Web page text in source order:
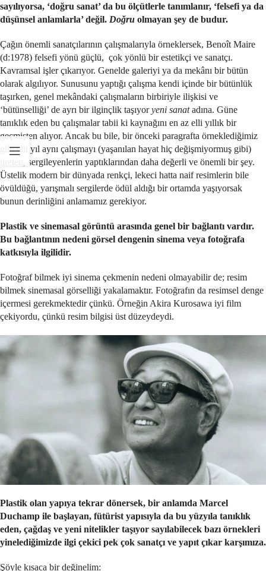
sayılıyorsa, ‘doğru sanat’ da bu ölçütlerle tanımlanır, ‘felsefi ya da
düşünsel anlamlarla’ değil. Doğru olmayan şey de budur.
Çağın önemli sanatçılarının çalışmalarıyla örneklersek, Benoît Maire
(d:1978) felsefi yönü güçlü, çok yönlü bir estetikçi ve sanatçı.
Kavramsal işler çıkarıyor. Genelde galeriyi ya da mekânı bir bütün
olarak algılıyor. Sunusunu yaptığı çalışma kendi içinde bir bütünlük
taşırken, genel mekândaki çalışmaların birbiriyle ilişkisi ve
‘bütünselliği’ de ayrı bir ilginçlik taşıyoryeni sanatadına. Güne
tanıklık eden bu çalışmalar tabii ki kaynağını en az elli yıllık bir
geçmişten alıyor. Ancak bu bile, bir önceki paragrafta örneklediğimiz
gibi elli yıl aynı çalışmayı (yaşanılan hayat hiç değişmiyormuş gibi)
üreten, sergileyenlerin yaptıklarından daha değerli ve önemli bir şey.
Üstelik modern bir dünyada renkçi, lekeci hatta naif resimlerin bile
övüldüğü, yarışmalı sergilerde ödül aldığı bir ortamda yaşıyorsak
bunun derinliğini anlamamız gerekiyor.
Plastik ve sinemasal görüntü arasında genel bir bağlantı vardır.
Bu bağlantının nedeni görsel dengenin sinema veya fotoğrafa
katkısıyla ilgilidir.
Fotoğraf bilmek iyi sinema çekmenin nedeni olmayabilir de; resim
bilmek sinemasal görselliği yakalamaktır. Fotoğrafın da resimsel denge
içermesi gerekmektedir çünkü. Örneğin Akira Kurosawa iyi film
çekiyordu, çünkü resim bilgisi üst düzeydeydi.
Plastik olan yapıya tekrar dönersek, bir anlamda Marcel
Duchamp ile başlayan, fütürist yapısıyla da bu yüzyıla tanıklık
eden, çağdaş ve yeni nitelikler taşıyor sayılabilecek bazı örnekleri
yinelediğimizde ilgi çekici pek çok sanatçı ve yapıt çıkar karşımıza.
Şöyle kısaca bir değinelim: